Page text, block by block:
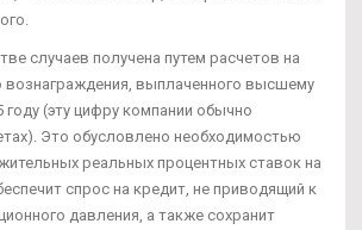
случаев получена путем расчетов на
вознаграждения, выплаченного высшему
году (эту цифру компании обычно
Это обусловлено необходимостью
реальных процентных ставок на
спрос на кредит, не приводящий к
давления, а также сохранит